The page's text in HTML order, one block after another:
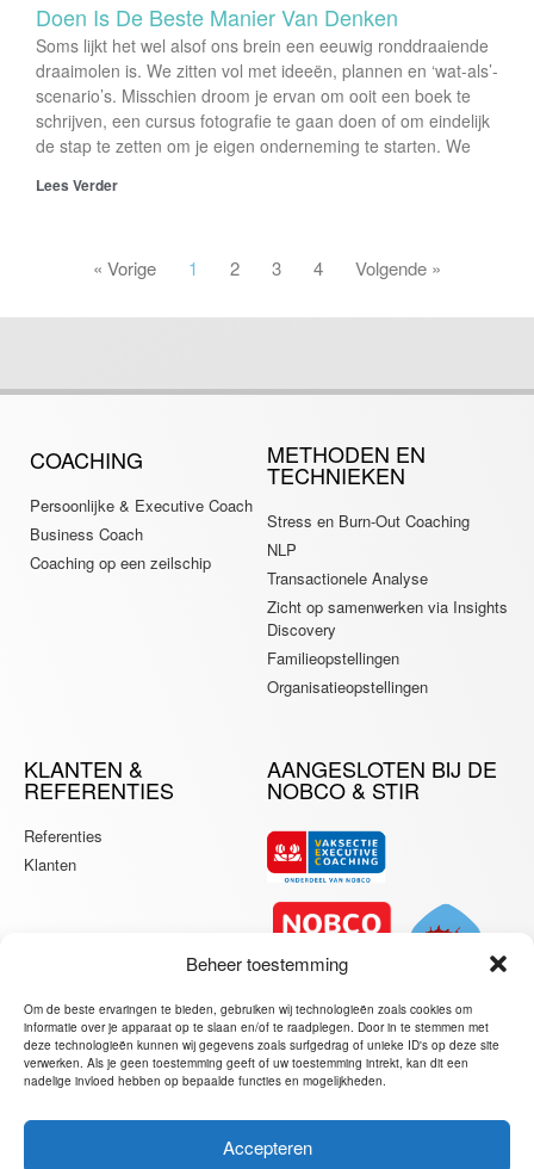
Beheer toestemming
Om de beste ervaringen te bieden, gebruiken wij technologieën zoals cookies om
informatie over je apparaat op te slaan en/of te raadplegen. Door in te stemmen met
deze technologieën kunnen wij gegevens zoals surfgedrag of unieke ID's op deze site
verwerken. Als je geen toestemming geeft of uw toestemming intrekt, kan dit een
nadelige invloed hebben op bepaalde functies en mogelijkheden.
Accepteren
Doen Is De Beste Manier Van Denken
Soms lijkt het wel alsof ons brein een eeuwig ronddraaiende
draaimolen is. We zitten vol met ideeën, plannen en ‘wat-als’-
scenario’s. Misschien droom je ervan om ooit een boek te
schrijven, een cursus fotografie te gaan doen of om eindelijk
de stap te zetten om je eigen onderneming te starten. We
Lees Verder
« Vorige 1 2 3 4 Volgende »
COACHING
Persoonlijke & Executive Coach
Business Coach
Coaching op een zeilschip
METHODEN EN
TECHNIEKEN
Stress en Burn-Out Coaching
NLP
Transactionele Analyse
Zicht op samenwerken via Insights
Discovery
Familieopstellingen
Organisatieopstellingen
KLANTEN &
REFERENTIES
Referenties
Klanten
AANGESLOTEN BIJ DE
NOBCO & STIR
JORIS VAN DER BIJL – PERSONAL, EXECUTIVE &